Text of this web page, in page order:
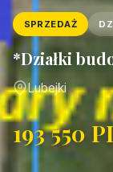
SPRZEDAŻ
*Działki
Lubejki
193 550